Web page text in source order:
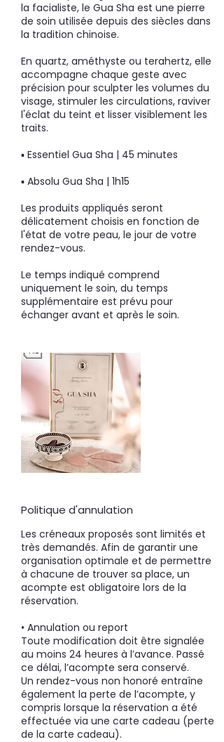
la facialiste, le Gua Sha est une pierre
de soin utilisée depuis des siècles dans
la tradition chinoise.
En quartz, améthyste ou terahertz, elle
accompagne chaque geste avec
précision pour sculpter les volumes du
visage, stimuler les circulations, raviver
l'éclat du teint et lisser visiblement les
traits.
▪ Essentiel Gua Sha | 45 minutes
▪ Absolu Gua Sha | 1h15
Les produits appliqués seront
délicatement choisis en fonction de
l'état de votre peau, le jour de votre
rendez-vous.
Le temps indiqué comprend
uniquement le soin, du temps
supplémentaire est prévu pour
échanger avant et après le soin.
Politique d'annulation
Les créneaux proposés sont limités et
très demandés. Afin de garantir une
organisation optimale et de permettre
à chacune de trouver sa place, un
acompte est obligatoire lors de la
réservation.
• Annulation ou report
Toute modification doit être signalée
au moins 24 heures à l’avance. Passé
ce délai, l’acompte sera conservé.
Un rendez-vous non honoré entraîne
également la perte de l’acompte, y
compris lorsque la réservation a été
effectuée via une carte cadeau (perte
de la carte cadeau).